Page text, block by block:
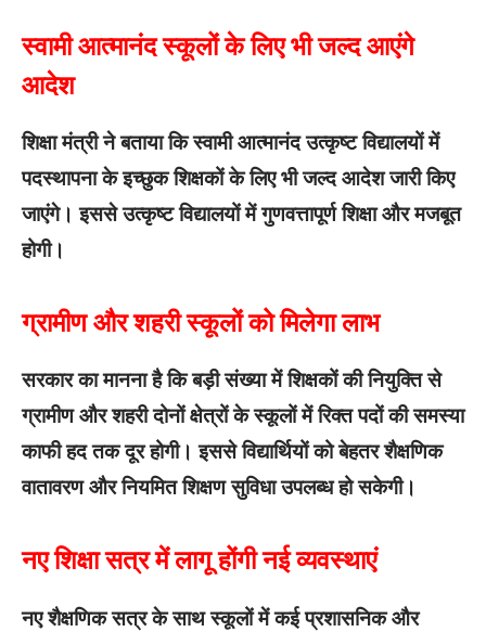
स्वामी आत्मानंद स्कूलों के लिए भी जल्द आएंगे
आदेश
शिक्षा मंत्री ने बताया कि स्वामी आत्मानंद उत्कृष्ट विद्यालयों में
पदस्थापना के इच्छुक शिक्षकों के लिए भी जल्द आदेश जारी किए
जाएंगे। इससे उत्कृष्ट विद्यालयों में गुणवत्तापूर्ण शिक्षा और मजबूत
होगी।
ग्रामीण और शहरी स्कूलों को मिलेगा लाभ
सरकार का मानना है कि बड़ी संख्या में शिक्षकों की नियुक्ति से
ग्रामीण और शहरी दोनों क्षेत्रों के स्कूलों में रिक्त पदों की समस्या
काफी हद तक दूर होगी। इससे विद्यार्थियों को बेहतर शैक्षणिक
वातावरण और नियमित शिक्षण सुविधा उपलब्ध हो सकेगी।
नए शिक्षा सत्र में लागू होंगी नई व्यवस्थाएं
नए शैक्षणिक सत्र के साथ स्कूलों में कई प्रशासनिक और